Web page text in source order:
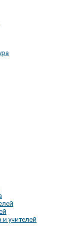
учителей